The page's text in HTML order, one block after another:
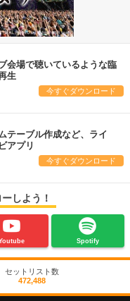
会場で聴いているような臨
生
今すぐダウンロード
テーブル作成など、ライ
アプリ
今すぐダウンロード
しよう！
Spotify
セットリスト数
472,488